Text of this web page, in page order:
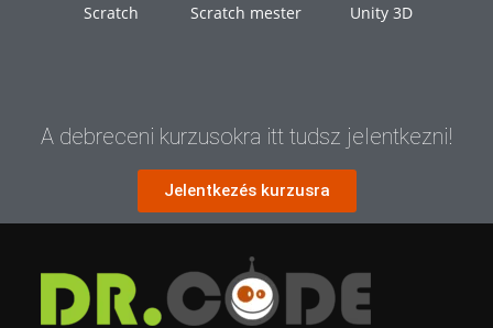
Scratch Scratch mester Unity 3D
A debreceni kurzusokra itt tudsz jelentkezni!
Jelentkezés kurzusra